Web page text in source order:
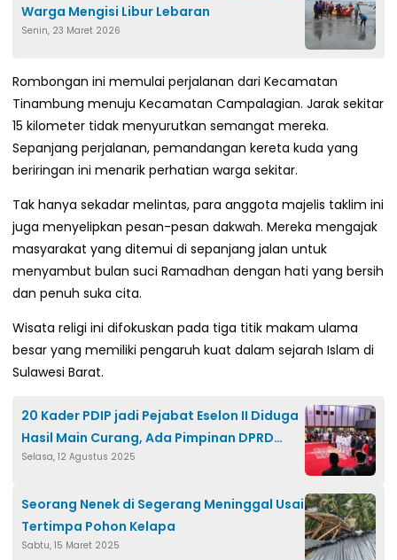
Warga Mengisi Libur Lebaran
Senin, 23 Maret 2026
Rombongan ini memulai perjalanan dari Kecamatan
Tinambung menuju Kecamatan Campalagian. Jarak sekitar
15 kilometer tidak menyurutkan semangat mereka.
Sepanjang perjalanan, pemandangan kereta kuda yang
beriringan ini menarik perhatian warga sekitar.
Tak hanya sekadar melintas, para anggota majelis taklim ini
juga menyelipkan pesan-pesan dakwah. Mereka mengajak
masyarakat yang ditemui di sepanjang jalan untuk
menyambut bulan suci Ramadhan dengan hati yang bersih
dan penuh suka cita.
Wisata religi ini difokuskan pada tiga titik makam ulama
besar yang memiliki pengaruh kuat dalam sejarah Islam di
Sulawesi Barat.
20 Kader PDIP jadi Pejabat Eselon II Diduga
Hasil Main Curang, Ada Pimpinan DPRD
Jakarta
Selasa, 12 Agustus 2025
Seorang Nenek di Segerang Meninggal Usai
Tertimpa Pohon Kelapa
Sabtu, 15 Maret 2025